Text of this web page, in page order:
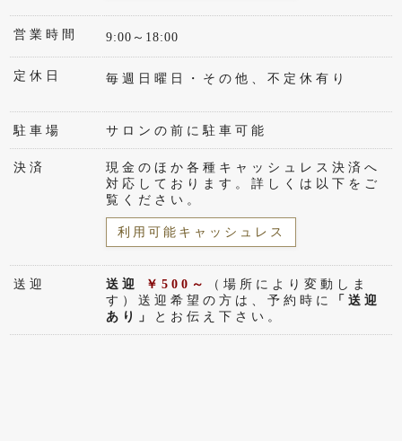
営業時間 9:00～18:00
定休日 毎週日曜日・その他、不定休有り
駐車場 サロンの前に駐車可能
決済
現金のほか各種キャッシュレス決済へ
対応しております。詳しくは以下をご
覧ください。
利用可能キャッシュレス
送迎 送迎 ￥500～
（場所により変動しま
す）送迎希望の方は、予約時に
「送迎
あり」
とお伝え下さい。